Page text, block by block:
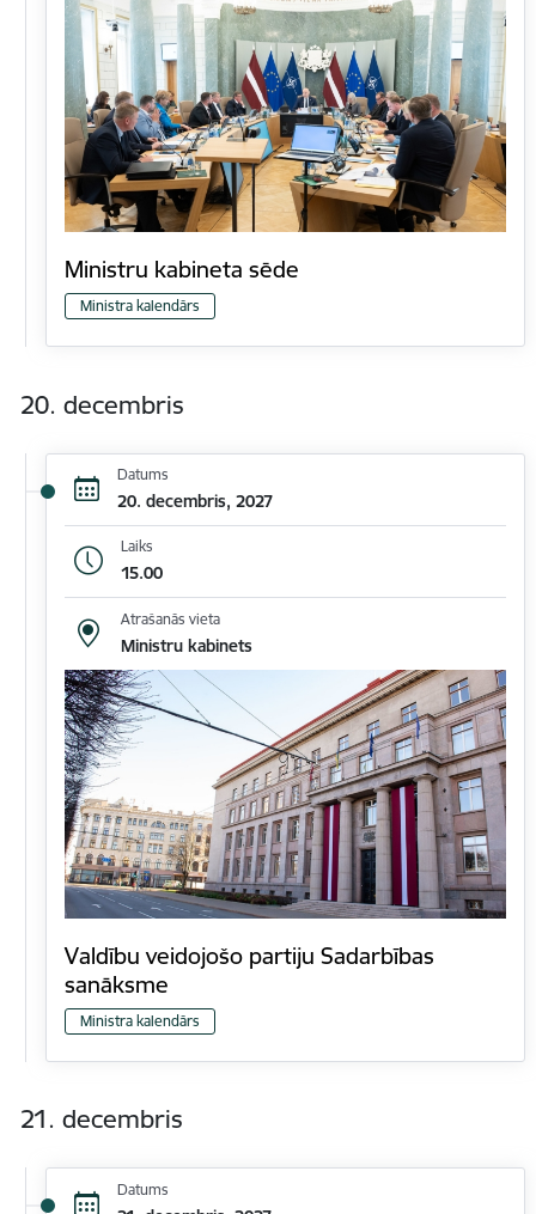
Ministru kabineta sēde
Ministra kalendārs
20. decembris
Datums
20. decembris, 2027
Laiks
15.00
Atrašanās vieta
Ministru kabinets
Valdību veidojošo partiju Sadarbības
sanāksme
Ministra kalendārs
21. decembris
Datums